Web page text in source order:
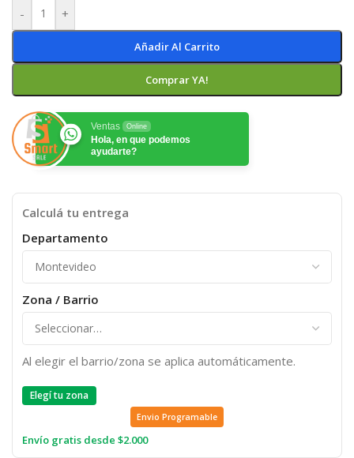
- +
Añadir Al Carrito
Comprar YA!
Ventas Online
Hola, en que podemos
ayudarte?
Calculá tu entrega
Departamento
Zona / Barrio
Al elegir el barrio/zona se aplica automáticamente.
Elegí tu zona
Envio Programable
Envío gratis desde $2.000